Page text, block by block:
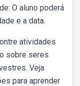
O aluno poderá
e a data.
atividades
sobre seres
Veja
para aprender